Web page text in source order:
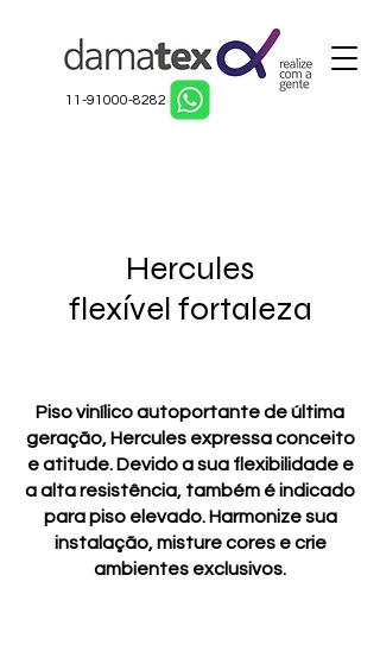
11-91000-8282
Hercules
flexível fortaleza
Piso vinílico autoportante de última
geração, Hercules expressa conceito
e atitude. Devido a sua flexibilidade e
a alta resistência, também é indicado
para piso elevado. Harmonize sua
instalação, misture cores e crie
ambientes exclusivos.